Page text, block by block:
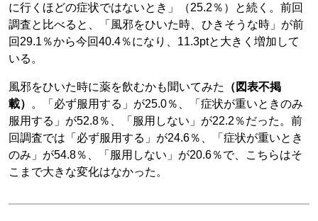
に行くほどの症状ではないとき」（25.2％）と続く。前回
調査と比べると、「風邪をひいた時、ひきそうな時」が前
回29.1％から今回40.4％になり、11.3ptと大きく増加して
いる。
風邪をひいた時に薬を飲むかも聞いてみた
（図表不掲
載）
。「必ず服用する」が25.0％、「症状が重いときのみ
服用する」が52.8％、「服用しない」が22.2％だった。前
回調査では「必ず服用する」が24.6％、「症状が重いとき
のみ」が54.8％、「服用しない」が20.6％で、こちらはそ
こまで大きな変化はなかった。